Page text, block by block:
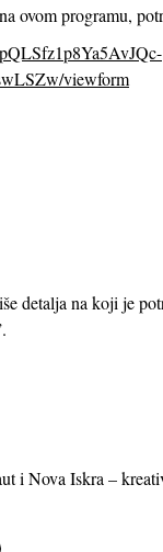
ovom programu,
viewform
detalja na koji je
i Nova Iskra –